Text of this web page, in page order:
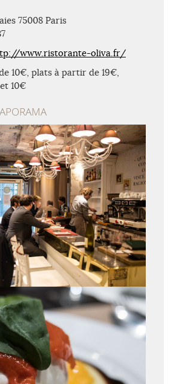
75008 Paris
www.ristorante-oliva.fr/
10€, plats à partir de 19€,
10€